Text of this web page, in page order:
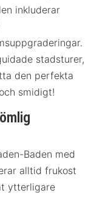
inkluderar
stadsturer,
den perfekta
smidigt!
Baden med
alltid frukost
ytterligare